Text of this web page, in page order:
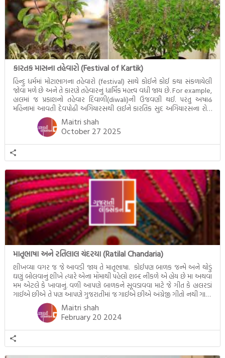
કારતક માસના તહેવારો (Festival of Kartik)
હિન્દુ ધર્મમાં મોટાભાગના તહેવારો (festival) સાથે કોઈને કોઈ કથા સંકળાયેલી
જોવા મળે છે અને તે કારણે તહેવારનું ધાર્મિક મહત્ત્વ વધી જાય છે. For example,
હાલમાં જ પ્રકાશનો તહેવાર દિવાળી(diwali)ની ઉજવણી થઈ. પરંતુ અષાઢ
મહિનામાં આવતી દેવપોઢી અગિયારસથી લઈને કારતિક સુદ અગિયારસના રોજ
આવતી દેવ ઊઠી અગિયારસ વચ્ચે મોટેભાગે યજ્ઞોપવીત સંસ્કાર, લગ્ન,
દીક્ષાગ્રહણ, યજ્ઞ, ગૃહપ્રવેશ જેવા […]
Maitri shah
October 27 2025
માતૃભાષા અને રતિલાલ ચંદરયા (Ratilal Chandaria)
શીખવ્યા વગર જ જે આવડી જાય તે માતૃભાષા. કોઈપણ બાળક જન્મે અને થોડું
ઘણું બોલવાનું શીખે ત્યારે એના મોંમાથી પહેલો શબ્દ નીકળે એ હોય છે મા અથવા
મમ એટલે કે ખાવાનું. વળી આપણે બાળકને સૂવડાવવા માટે જે ગીત કે હાલરડાં
ગાઈએ છીએ તે પણ આપણે ગુજરાતીમાં જ ગાઈએ છીએ અંગ્રેજી ગીતો નથી ગાતા.
આમ બાળકને […]
Maitri shah
February 20 2024